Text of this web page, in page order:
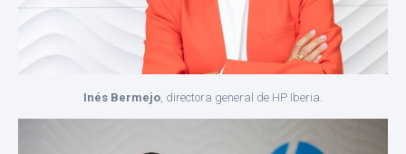
Inés Bermejo, directora general de HP Iberia.